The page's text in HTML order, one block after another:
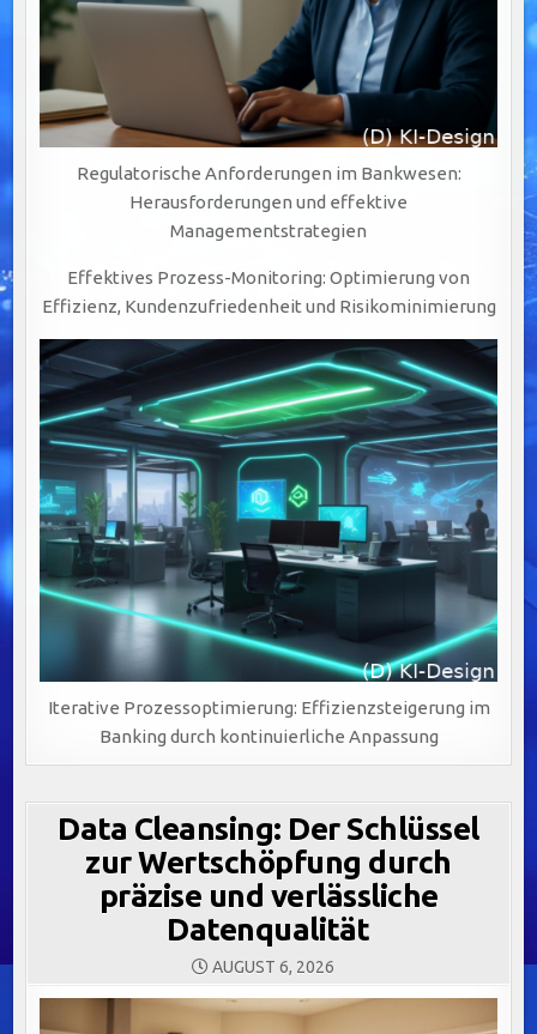
Regulatorische Anforderungen im Bankwesen:
Herausforderungen und effektive
Managementstrategien
Effektives Prozess-Monitoring: Optimierung von
Effizienz, Kundenzufriedenheit und Risikominimierung
Iterative Prozessoptimierung: Effizienzsteigerung im
Banking durch kontinuierliche Anpassung
Data Cleansing: Der Schlüssel
zur Wertschöpfung durch
präzise und verlässliche
Datenqualität
AUGUST 6, 2026